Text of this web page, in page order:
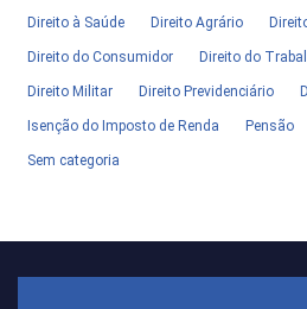
Direito à Saúde Direito Agrário
Direito do Consumidor Direito do
Direito Militar Direito Previdenciário
Isenção do Imposto de Renda Pensão
Sem categoria